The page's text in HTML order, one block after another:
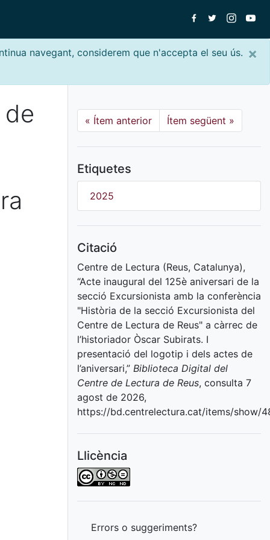
×
navegant, considerem que n'accepta el seu ús.
« Ítem anterior Ítem següent »
Etiquetes
2025
Citació
Centre de Lectura (Reus, Catalunya),
“Acte inaugural del 125è aniversari de la
secció Excursionista amb la conferència
"Història de la secció Excursionista del
Centre de Lectura de Reus" a càrrec de
l’historiador Òscar Subirats. I
presentació del logotip i dels actes de
l’aniversari,” Biblioteca Digital del
Centre de Lectura de Reus, consulta 7
agost de 2026,
https://bd.centrelectura.cat/items/show/
Llicència
Errors o suggeriments?